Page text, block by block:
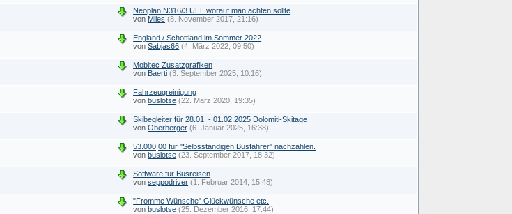
Neoplan N316/3 UEL worauf man achten sollte
von Miles (8. November 2017, 21:16)
England / Schottland im Sommer 2022
vonSabjas66 (4. März 2022, 09:50)
Mobitec Zusatzgrafiken
von Baerti (3. September 2025, 10:16)
Fahrzeugreinigung
vonbuslotse (22. März 2020, 19:35)
Skibegleiter für 28.01. - 01.02.2025 Dolomiti-Skitage
vonOberberger (6. Januar 2025, 16:38)
53.000,00 für "Selbsständigen Busfahrer" nachzahlen.
vonbuslotse (23. September 2017, 18:32)
Software für Busreisen
vonseppodriver (1. Februar 2014, 15:48)
"Fromme Wünsche" Glückwünsche etc.
vonbuslotse (25. Dezember 2016, 17:44)